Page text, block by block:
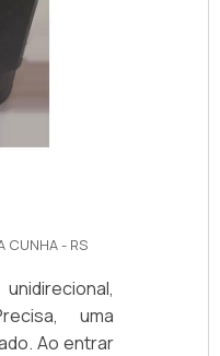
CUNHA - RS
uma
Ao entrar